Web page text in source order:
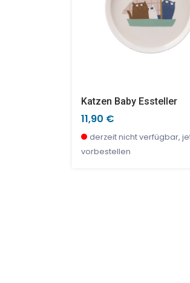
Katzen Baby Essteller
11,90 €
derzeit nicht verfügbar,
vorbestellen